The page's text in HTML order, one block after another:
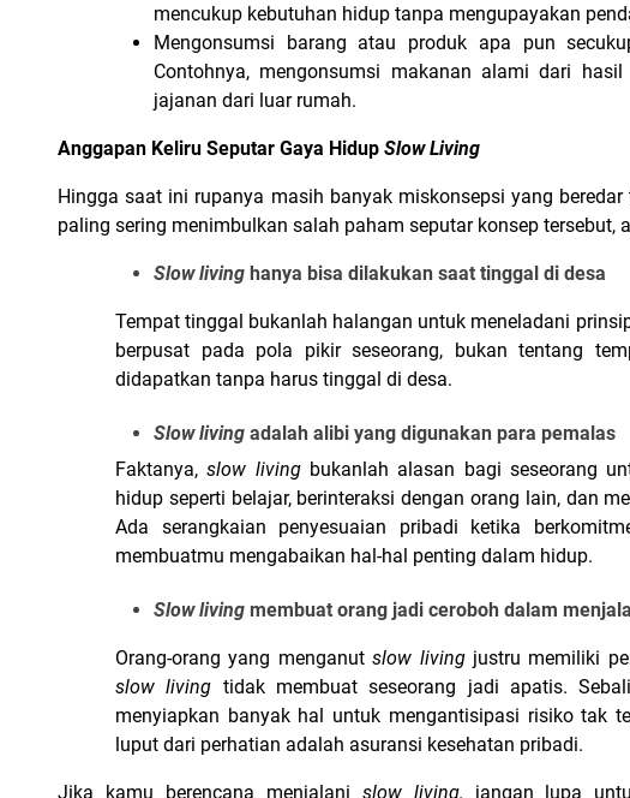
mencukup kebutuhan hidup tanpa mengupayakan
Mengonsumsi barang atau produk apa pun
Contohnya, mengonsumsi makanan alami dari
jajanan dari luar rumah.
Anggapan Keliru Seputar Gaya Hidup Slow Living
Hingga saat ini rupanya masih banyak miskonsepsi yang
paling sering menimbulkan salah paham seputar konsep tersebut,
Slow living hanya bisa dilakukan saat tinggal di desa
Tempat tinggal bukanlah halangan untuk meneladani
berpusat pada pola pikir seseorang, bukan tentang
didapatkan tanpa harus tinggal di desa.
Slow living adalah alibi yang digunakan para pemalas
Faktanya, slow living bukanlah alasan bagi seseorang
hidup seperti belajar, berinteraksi dengan orang lain, dan
Ada serangkaian penyesuaian pribadi ketika
membuatmu mengabaikan hal-hal penting dalam hidup.
Slow living membuat orang jadi ceroboh dalam
Orang-orang yang menganut slow living
slow living tidak membuat seseorang jadi apatis.
menyiapkan banyak hal untuk mengantisipasi risiko tak
luput dari perhatian adalah asuransi kesehatan pribadi.
Jika kamu berencana menjalani slow living, jangan lupa